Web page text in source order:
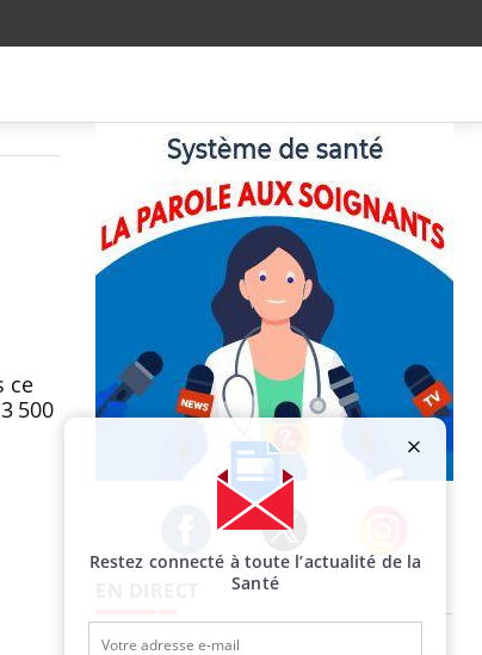
ce
500
Facebook Twitter Instagram
Restez connecté à toute l’actualité de la
Santé